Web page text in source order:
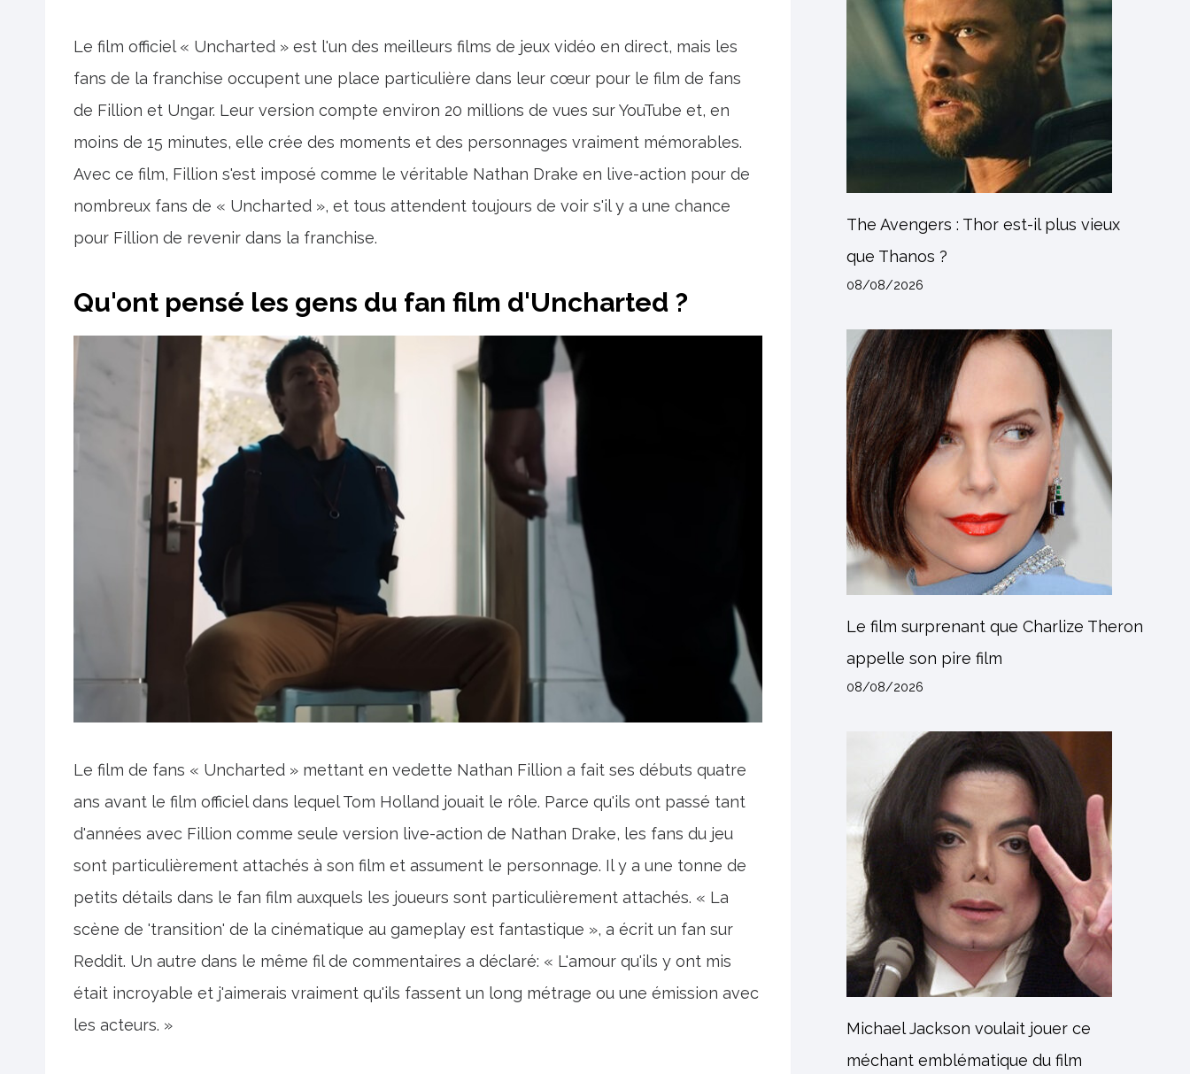
Le film officiel « Uncharted » est l'un des meilleurs films de jeux vidéo en direct, mais les
fans de la franchise occupent une place particulière dans leur cœur pour le film de fans
de Fillion et Ungar. Leur version compte environ 20 millions de vues sur YouTube et, en
moins de 15 minutes, elle crée des moments et des personnages vraiment mémorables.
Avec ce film, Fillion s'est imposé comme le véritable Nathan Drake en live-action pour de
nombreux fans de « Uncharted », et tous attendent toujours de voir s'il y a une chance
pour Fillion de revenir dans la franchise.
Qu'ont pensé les gens du fan film d'Uncharted ?
Le film de fans « Uncharted » mettant en vedette Nathan Fillion a fait ses débuts quatre
ans avant le film officiel dans lequel Tom Holland jouait le rôle. Parce qu'ils ont passé tant
d'années avec Fillion comme seule version live-action de Nathan Drake, les fans du jeu
sont particulièrement attachés à son film et assument le personnage. Il y a une tonne de
petits détails dans le fan film auxquels les joueurs sont particulièrement attachés. « La
scène de 'transition' de la cinématique au gameplay est fantastique », a écrit un fan sur
Reddit. Un autre dans le même fil de commentaires a déclaré: « L'amour qu'ils y ont mis
était incroyable et j'aimerais vraiment qu'ils fassent un long métrage ou une émission avec
les acteurs. »
The Avengers : Thor est-il plus vieux
que Thanos ?
08/08/2026
Le film surprenant que Charlize Theron
appelle son pire film
08/08/2026
Michael Jackson voulait jouer ce
méchant emblématique du film